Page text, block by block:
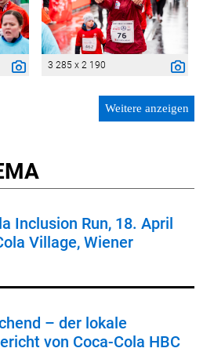
3 285 x 2 190
Weitere anzeigen
Inclusion Run, 18. April
Village, Wiener
– der lokale
von Coca-Cola HBC